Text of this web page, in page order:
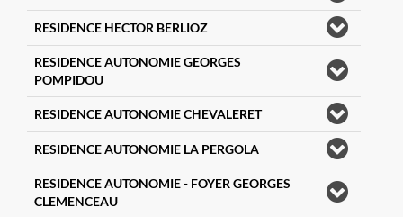
RESIDENCE HECTOR BERLIOZ
RESIDENCE AUTONOMIE GEORGES
POMPIDOU
RESIDENCE AUTONOMIE CHEVALERET
RESIDENCE AUTONOMIE LA PERGOLA
RESIDENCE AUTONOMIE - FOYER GEORGES
CLEMENCEAU